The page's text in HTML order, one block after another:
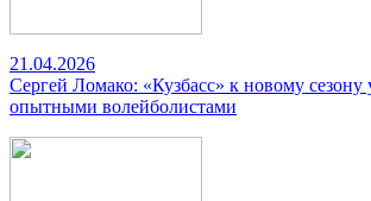
21.04.2026
Сергей Ломако: «Кузбасс» к новому сезону
опытными волейболистами